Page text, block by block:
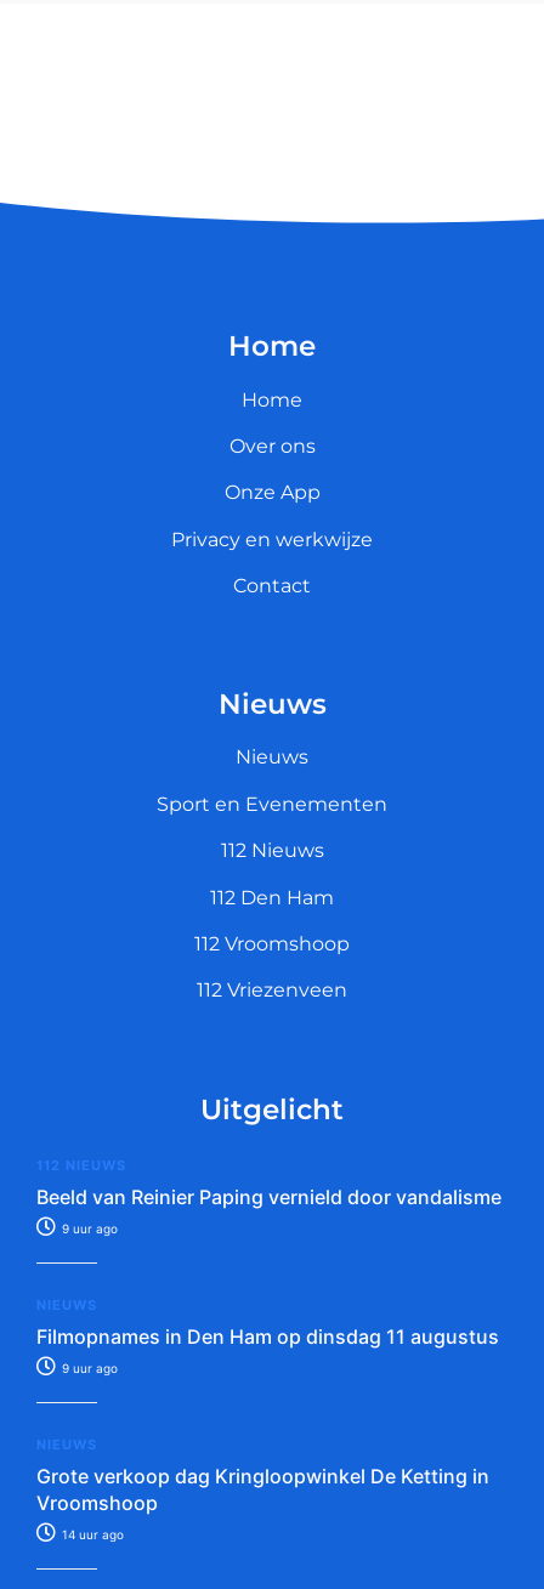
Home
Home
Over ons
Onze App
Privacy en werkwijze
Contact
Nieuws
Nieuws
Sport en Evenementen
112 Nieuws
112 Den Ham
112 Vroomshoop
112 Vriezenveen
Uitgelicht
112 NIEUWS
Beeld van Reinier Paping vernield door vandalisme
9 uur ago
NIEUWS
Filmopnames in Den Ham op dinsdag 11 augustus
9 uur ago
NIEUWS
Grote verkoop dag Kringloopwinkel De Ketting in
Vroomshoop
14 uur ago